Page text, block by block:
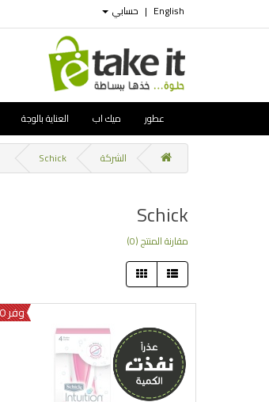
English
| حسابي
عطور ميك اب العناية بالوجة
الشركة Schick
Schick
مقارنة المنتج (0)
وفر 30 SR